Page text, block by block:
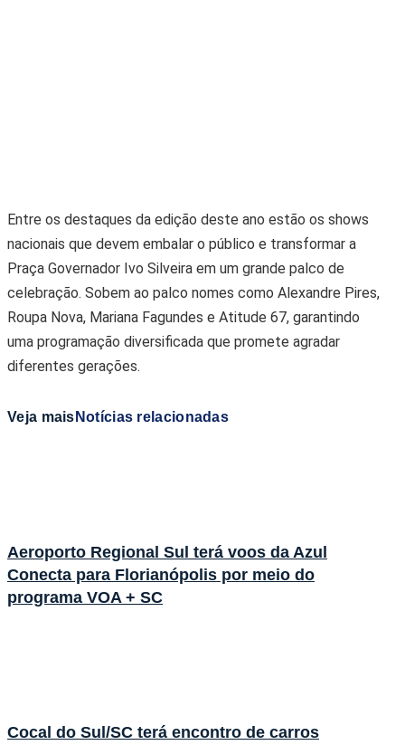
Entre os destaques da edição deste ano estão os shows
nacionais que devem embalar o público e transformar a
Praça Governador Ivo Silveira em um grande palco de
celebração. Sobem ao palco nomes como Alexandre Pires,
Roupa Nova, Mariana Fagundes e Atitude 67, garantindo
uma programação diversificada que promete agradar
diferentes gerações.
Veja mais Notícias relacionadas
Aeroporto Regional Sul terá voos da Azul
Conecta para Florianópolis por meio do
programa VOA + SC
Cocal do Sul/SC terá encontro de carros